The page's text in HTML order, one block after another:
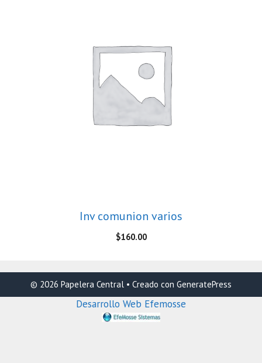
Inv comunion varios
$160.00
© 2026 Papelera Central • Creado con GeneratePress
Desarrollo Web Efemosse